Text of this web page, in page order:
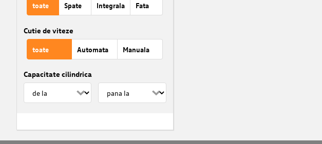
toate Spate Integrala Fata
Cutie de viteze
toate Automata Manuala
Capacitate cilindrica